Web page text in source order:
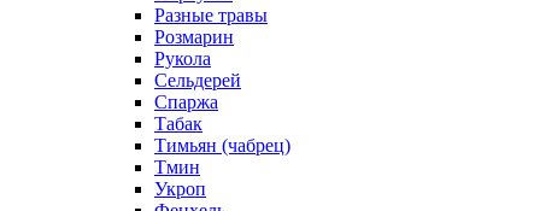
Разные травы
Розмарин
Рукола
Сельдерей
Спаржа
Табак
Тимьян (чабрец)
Тмин
Укроп